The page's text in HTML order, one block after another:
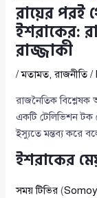
রায়ের পরই
ইশরাকের:
রাজ্জাকী
/মতামত,রাজনীতি/
রাজনৈতিক বিশ্লেষক
একটি টেলিভিশন
ইস্যুতে মন্তব্য করে
ইশরাকের
সময় টিভির (